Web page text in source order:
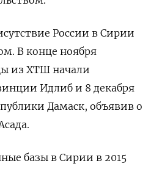
России в Сирии
В конце ноября
из ХТШ начали
Идлиб и 8 декабря
Дамаск, объявив о
базы в Сирии в 2015